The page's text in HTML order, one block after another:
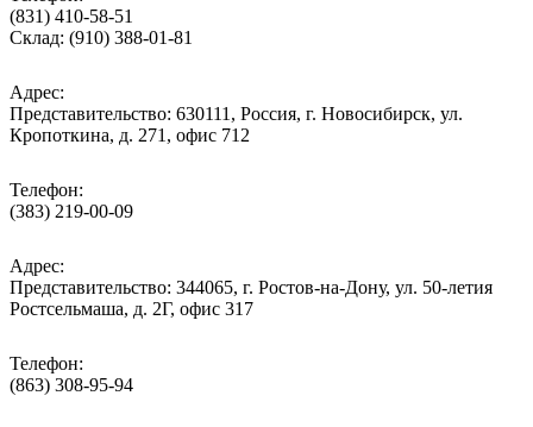
(831) 410-58-51
Склад: (910) 388-01-81
Адрес:
Представительство: 630111, Россия, г. Новосибирск, ул.
Кропоткина, д. 271, офис 712
Телефон:
(383) 219-00-09
Адрес:
Представительство: 344065, г. Ростов-на-Дону, ул. 50-летия
Ростсельмаша, д. 2Г, офис 317
Телефон:
(863) 308-95-94